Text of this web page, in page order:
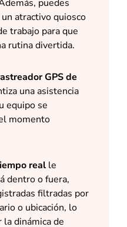
puedes
atractivo quiosco
trabajo para que
rutina divertida.
GPS de
una asistencia
equipo se
momento
real le
dentro o fuera,
filtradas por
o ubicación, lo
dinámica de